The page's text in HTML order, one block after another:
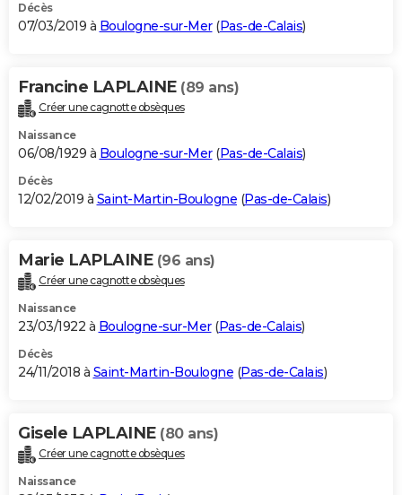
Décès
07/03/2019 à Boulogne-sur-Mer(Pas-de-Calais)
Francine LAPLAINE (89 ans)
Créer une cagnotte obsèques
Naissance
06/08/1929 à Boulogne-sur-Mer(Pas-de-Calais)
Décès
12/02/2019 à Saint-Martin-Boulogne (Pas-de-Calais)
Marie LAPLAINE (96 ans)
Créer une cagnotte obsèques
Naissance
23/03/1922 à Boulogne-sur-Mer(Pas-de-Calais)
Décès
24/11/2018 à Saint-Martin-Boulogne (Pas-de-Calais)
Gisele LAPLAINE (80 ans)
Créer une cagnotte obsèques
Naissance